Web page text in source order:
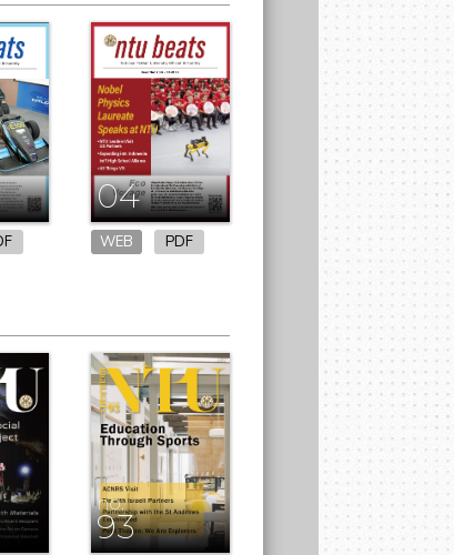
04
WEB PDF
no.
93